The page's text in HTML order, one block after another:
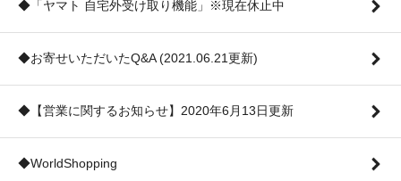
◆「ヤマト 自宅外受け取り機能」※現在休止中
◆お寄せいただいたQ&A (2021.06.21更新)
◆【営業に関するお知らせ】2020年6月13日更新
◆WorldShopping